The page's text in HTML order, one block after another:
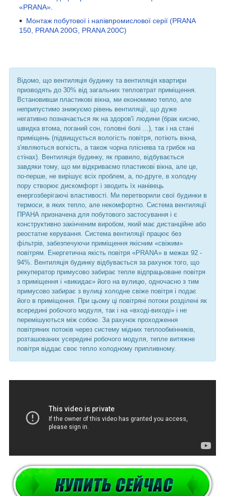
«PRANA».
Монтаж побутової і напівпромислової серії (PRANA
150, PRANA 200G, PRANA 200С)
Відомо, що вентиляція будинку та вентиляція квартири
призводять до 30% від загальних тепловтрат приміщення.
Встановивши пластикові вікна, ми економимо тепло, але
неприпустимо знижуємо рівень вентиляції, що дуже
негативно позначається як на здоров'ї людини (брак кисню,
швидка втома, поганий сон, головні болі ...), так і на стані
приміщень (підвищується вологість повітря, потіють вікна,
з'являються вогкість, а також чорна пліснява та грибок на
стінах). Вентиляція будинку, як правило, відбувається
завдяки тому, що ми відкриваємо пластикові вікна, але це,
по-перше, не вирішує всіх проблем, а, по-друге, в холодну
пору створює дискомфорт і зводить їх нанівець
енергозберігаючі властивості. Ми перетворили свої будинки в
термоси, в яких тепло, але некомфортно. Система вентиляції
ПРАНА призначена для побутового застосування і є
конструктивно закінченим виробом, який має дистанційне або
реостатне керування. Система вентиляції працює без
фільтрів, забезпечуючи приміщення якісним «свіжим»
повітрям. Енергетична якість повітря «PRANA» в межах 92 -
94%. Вентиляція будинку відбувається за рахунок того, що
рекуператор примусово забирає тепле відпрацьоване повітря
з приміщення і «викидає» його на вулицю, одночасно з тим
примусово забирає з вулиці холодне свіже повітря і подає
його в приміщення. При цьому ці повітряні потоки розділені як
всередині робочого модуля, так і на «вході-виході» і не
перемішуються між собою. За рахунок проходження
повітряних потоків через систему мідних теплообмінників,
розташованих усередині робочого модуля, тепле витяжне
повітря віддає своє тепло холодному припливному.